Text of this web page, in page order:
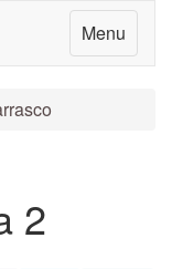
Menu
2